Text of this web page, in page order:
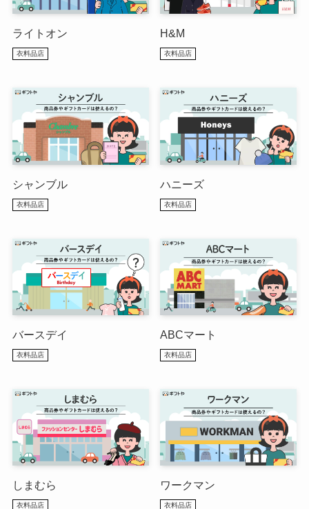
ライトオン
衣料品店
H&M
衣料品店
シャンブル
衣料品店
ハニーズ
衣料品店
バースデイ
衣料品店
ABCマート
衣料品店
しまむら
衣料品店
ワークマン
衣料品店